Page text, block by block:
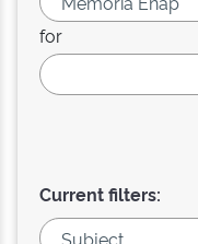
for
Current filters: